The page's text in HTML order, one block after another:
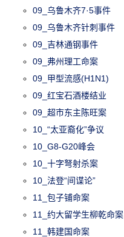
09_乌鲁木齐7·5事件
09_乌鲁木齐针刺事件
09_吉林通钢事件
09_弗州理工命案
09_甲型流感(H1N1)
09_红宝石酒楼结业
09_超市东主陈旺案
10_“太亚裔化”争议
10_G8-G20峰会
10_十字弩射杀案
10_法登“间谍论”
11_包子铺命案
11_约大留学生柳乾命案
11_韩建国命案